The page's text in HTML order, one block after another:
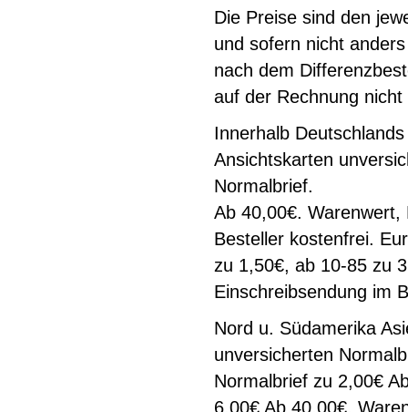
Die Preise sind den
und sofern nicht
nach dem
auf der Rechnung nicht
Innerhalb
Ansichtskarten
Normalbrief.
Ab 40,00€.
Besteller kostenfrei.
zu 1,50€, ab 10-85 zu
Einschreibsendung im
Nord u. Südamerika
unversicherten
Normalbrief zu 2,00€
6,00€ Ab 40,00€.